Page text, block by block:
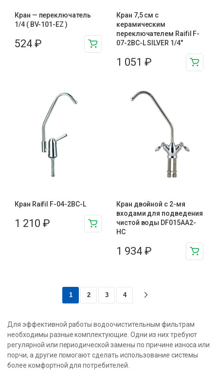
Кран — переключатель
1/4 ( BV-101-EZ )
524 ₽
Кран 7,5 см с
керамическим
переключателем Raifil F-
07-2BC-L SILVER 1/4″
1 051 ₽
Кран Raifil F-04-2BC-L
1 210 ₽
Кран двойной с 2-мя
входами для подведения
чистой воды DF015AA2-
HC
1 934 ₽
1 2 3 4
Для эффективной работы водоочистительным фильтрам
необходимы разные комплектующие. Одни из них требуют
регулярной или периодической замены по причине износа или
порчи, а другие помогают сделать использование системы
более комфортной для потребителей.